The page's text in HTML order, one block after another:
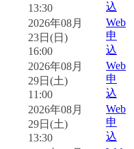
13:30
込
2026年08月
23日(日)
16:00
Web
申
込
2026年08月
29日(土)
11:00
Web
申
込
2026年08月
29日(土)
13:30
Web
申
込